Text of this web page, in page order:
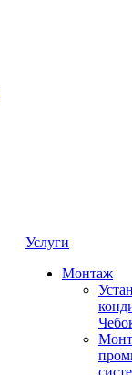
Услуги
Монтаж